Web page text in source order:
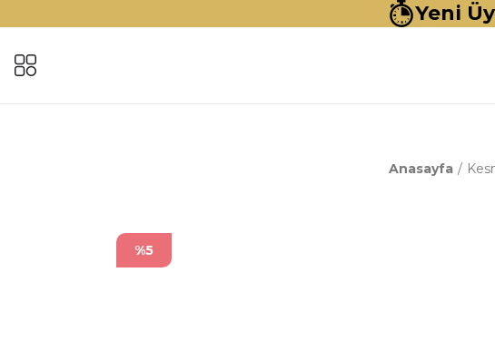
Yeni
Anasayfa
%5